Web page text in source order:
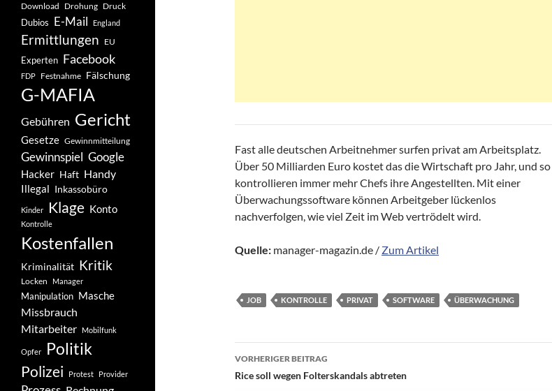
Fast alle deutschen Arbeitnehmer surfen privat am Arbeitsplatz.
Über 50 Milliarden Euro kostet das die Wirtschaft pro Jahr, und so
kontrollieren immer mehr Chefs ihre Angestellten. Mit einer
Überwachungssoftware können Arbeitgeber lückenlos
nachverfolgen, wie viel Zeit im Web vertrödelt wird.
Quelle: manager-magazin.de / Zum Artikel
JOB KONTROLLE PRIVAT SOFTWARE ÜBERWACHUNG
Beitragsnavigation
VORHERIGER BEITRAG
Rice soll wegen Folterskandals abtreten
Download Drohung Druck
Dubios E-Mail England
Ermittlungen EU
Experten Facebook
FDP Festnahme Fälschung
G-MAFIA
Gebühren Gericht
Gesetze Gewinnmitteilung
Gewinnspiel Google
Hacker Haft Handy
Illegal Inkassobüro
Kinder Klage Konto
Kontrolle
Kostenfallen
Kriminalität Kritik
Locken Manager
Manipulation Masche
Missbrauch
Mitarbeiter
Mobilfunk
Opfer Politik
Polizei Protest Provider